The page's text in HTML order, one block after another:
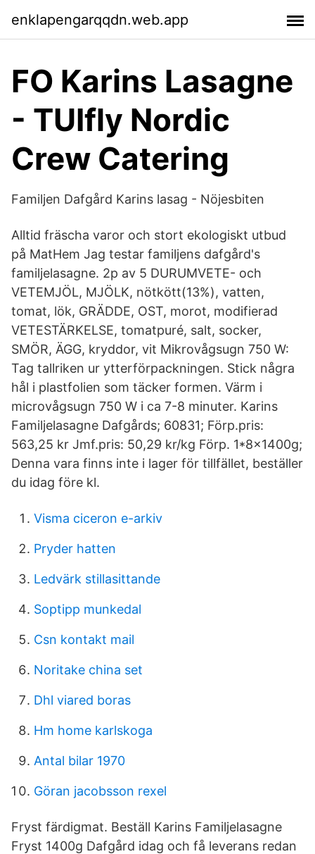
enklapengarqqdn.web.app
FO Karins Lasagne
- TUIfly Nordic
Crew Catering
Familjen Dafgård Karins lasag - Nöjesbiten
Alltid fräscha varor och stort ekologiskt utbud
på MatHem Jag testar familjens dafgård's
familjelasagne. 2p av 5 DURUMVETE- och
VETEMJÖL, MJÖLK, nötkött(13%), vatten,
tomat, lök, GRÄDDE, OST, morot, modifierad
VETESTÄRKELSE, tomatpuré, salt, socker,
SMÖR, ÄGG, kryddor, vit Mikrovågsugn 750 W:
Tag tallriken ur ytterförpackningen. Stick några
hål i plastfolien som täcker formen. Värm i
microvågsugn 750 W i ca 7-8 minuter. Karins
Familjelasagne Dafgårds; 60831; Förp.pris:
563,25 kr Jmf.pris: 50,29 kr/kg Förp. 1*8x1400g;
Denna vara finns inte i lager för tillfället, beställer
du idag före kl.
Visma ciceron e-arkiv
Pryder hatten
Ledvärk stillasittande
Soptipp munkedal
Csn kontakt mail
Noritake china set
Dhl viared boras
Hm home karlskoga
Antal bilar 1970
Göran jacobsson rexel
Fryst färdigmat. Beställ Karins Familjelasagne
Fryst 1400g Dafgård idag och få leverans redan